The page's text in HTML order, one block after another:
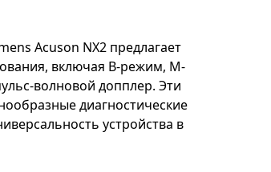
Acuson NX2 предлагает
включая B-режим, M-
волновой допплер. Эти
диагностические
устройства в